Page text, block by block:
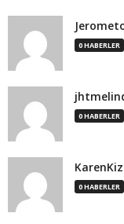
0 HABERLER
0 HABERLER
KarenKiz
0 HABERLER